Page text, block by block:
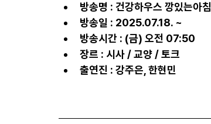
방송명 : 건강하우스 깡있는아침
방송일 : 2025.07.18. ~
방송시간 : (금) 오전 07:50
장르 : 시사 / 교양 / 토크
출연진 : 강주은, 한현민